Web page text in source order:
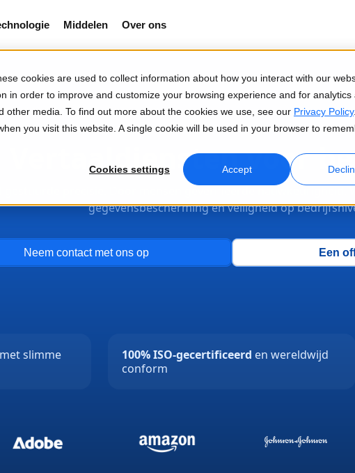
cookies are used to collect information about how you interact with our
in order to improve and customize your browsing experience and for analytics
other media. To find out more about the cookies we use, see our Privacy Policy.
you visit this website. A single cookie will be used in your browser to
Cookies settings Accept
Middelen Over ons
Vertaaldiensten voor
gestuurde precisie. Door mensen geverifieerde
gegevensbescherming en veiligheid op
Neem contact met ons op Een
met slimme
100% ISO-gecertificeerd en wereldwijd
conform